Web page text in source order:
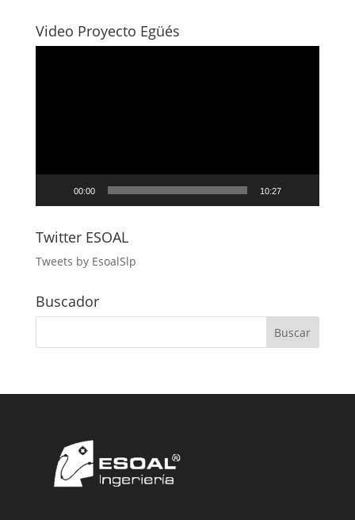
Video Proyecto Egüés
00:00 10:27
Twitter ESOAL
Tweets by EsoalSlp
Buscador